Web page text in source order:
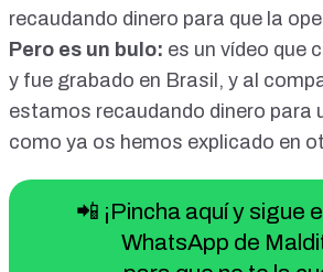
recaudando dinero para que la
Pero es un bulo: es un vídeo que
y fue grabado en Brasil, y al
estamos recaudando dinero para
como ya os hemos explicado en
📲 ¡Pincha aquí y sigue
WhatsApp de